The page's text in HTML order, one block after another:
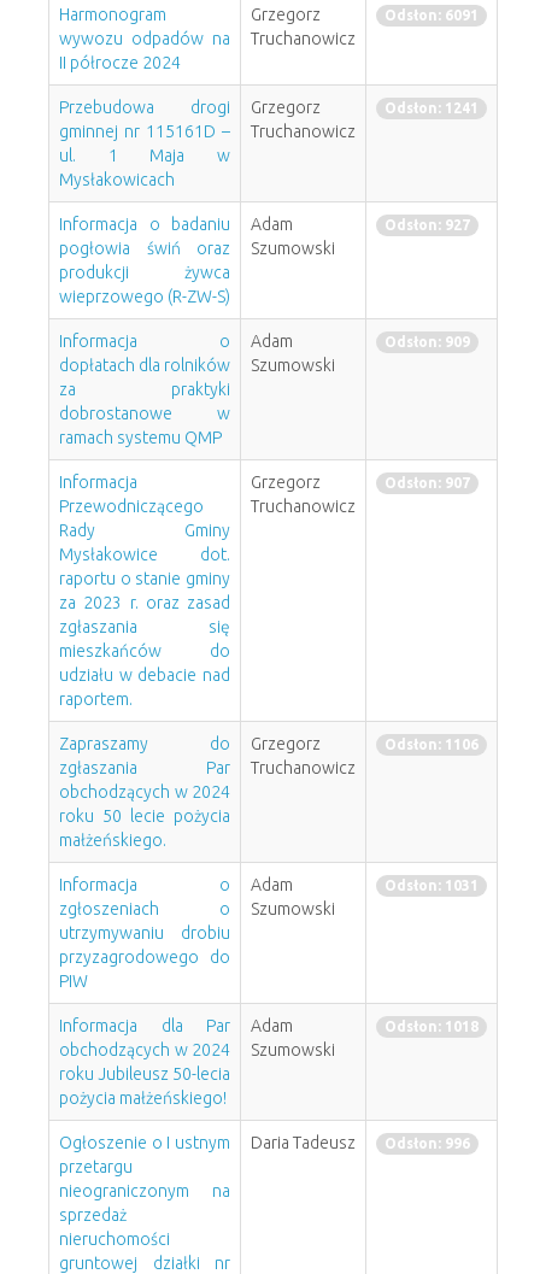
Harmonogram
wywozu odpadów na
II półrocze 2024
Grzegorz
Truchanowicz
Odsłon: 6091
Przebudowa drogi
gminnej nr 115161D –
ul. 1 Maja w
Mysłakowicach
Grzegorz
Truchanowicz
Odsłon: 1241
Informacja o badaniu
pogłowia świń oraz
produkcji żywca
wieprzowego (R-ZW-S)
Adam
Szumowski
Odsłon: 927
Informacja o
dopłatach dla rolników
za praktyki
dobrostanowe w
ramach systemu QMP
Adam
Szumowski
Odsłon: 909
Informacja
Przewodniczącego
Rady Gminy
Mysłakowice dot.
raportu o stanie gminy
za 2023 r. oraz zasad
zgłaszania się
mieszkańców do
udziału w debacie nad
raportem.
Grzegorz
Truchanowicz
Odsłon: 907
Zapraszamy do
zgłaszania Par
obchodzących w 2024
roku 50 lecie pożycia
małżeńskiego.
Grzegorz
Truchanowicz
Odsłon: 1106
Informacja o
zgłoszeniach o
utrzymywaniu drobiu
przyzagrodowego do
PIW
Adam
Szumowski
Odsłon: 1031
Informacja dla Par
obchodzących w 2024
roku Jubileusz 50-lecia
pożycia małżeńskiego!
Adam
Szumowski
Odsłon: 1018
Ogłoszenie o I ustnym
przetargu
nieograniczonym na
sprzedaż
nieruchomości
gruntowej działki nr
Daria Tadeusz Odsłon: 996